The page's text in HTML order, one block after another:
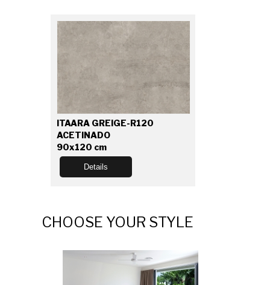
ITAARA GREIGE-R120
ACETINADO
90x120 cm
Details
CHOOSE YOUR STYLE